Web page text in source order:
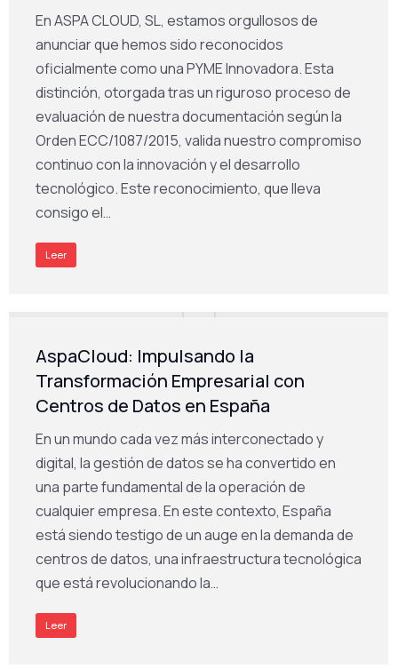
En ASPA CLOUD, SL, estamos orgullosos de
anunciar que hemos sido reconocidos
oficialmente como una PYME Innovadora. Esta
distinción, otorgada tras un riguroso proceso de
evaluación de nuestra documentación según la
Orden ECC/1087/2015, valida nuestro compromiso
continuo con la innovación y el desarrollo
tecnológico. Este reconocimiento, que lleva
consigo el…
Leer
AspaCloud: Impulsando la
Transformación Empresarial con
Centros de Datos en España
En un mundo cada vez más interconectado y
digital, la gestión de datos se ha convertido en
una parte fundamental de la operación de
cualquier empresa. En este contexto, España
está siendo testigo de un auge en la demanda de
centros de datos, una infraestructura tecnológica
que está revolucionando la…
Leer